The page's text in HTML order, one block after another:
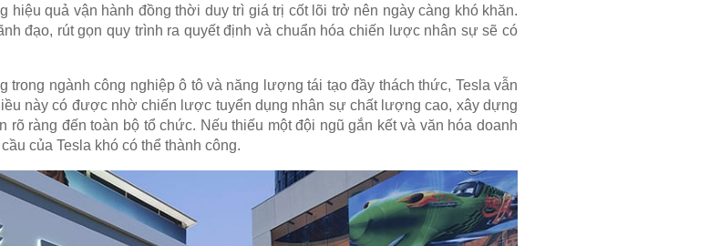
hiệu quả vận hành đồng thời duy trì giá trị cốt lõi trở nên ngày càng khó khăn.
đạo, rút gọn quy trình ra quyết định và chuẩn hóa chiến lược nhân sự sẽ có
trong ngành công nghiệp ô tô và năng lượng tái tạo đầy thách thức, Tesla vẫn
này có được nhờ chiến lược tuyển dụng nhân sự chất lượng cao, xây dựng
rõ ràng đến toàn bộ tổ chức. Nếu thiếu một đội ngũ gắn kết và văn hóa doanh
của Tesla khó có thể thành công.